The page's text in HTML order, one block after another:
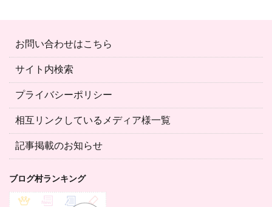
お問い合わせはこちら
サイト内検索
プライバシーポリシー
相互リンクしているメディア様一覧
記事掲載のお知らせ
ブログ村ランキング